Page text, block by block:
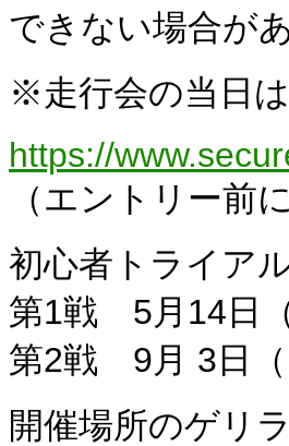
できない場合が
※走行会の当日
https://
（エントリー前
初心者トライア
第1戦 5月14日（
第2戦 9月 3日（
開催場所のゲリ